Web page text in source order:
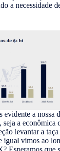
a necessidade
evidente a nossa
seja a econômica
levantar a
igual vimos ao